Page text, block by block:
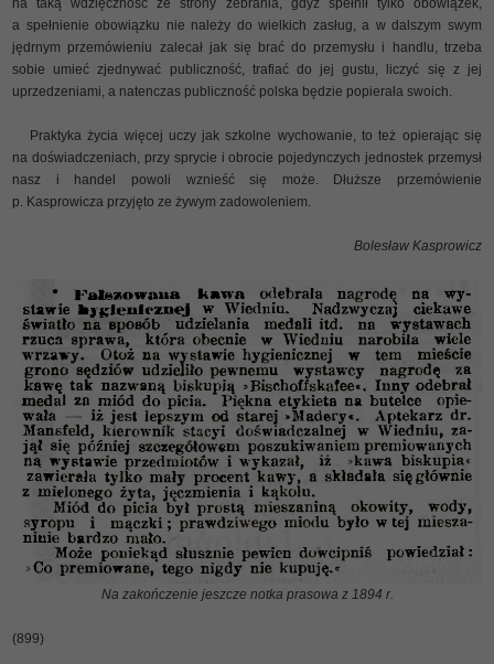
a spełnienie obowiązku nie należy do wielkich zasług, a w dalszym swym
jędrnym przemówieniu zalecał jak się brać do przemysłu i handlu, trzeba
sobie umieć zjednywać publiczność, trafiać do jej gustu, liczyć się z jej
uprzedzeniami, a natenczas publiczność polska będzie popierała swoich.
Praktyka życia więcej uczy jak szkolne wychowanie, to też opierając się
na doświadczeniach, przy sprycie i obrocie pojedynczych jednostek przemysł
nasz i handel powoli wznieść się może. Dłuższe przemówienie
p. Kasprowicza przyjęto ze żywym zadowoleniem.
Bolesław Kasprowicz
Na zakończenie jeszcze notka prasowa z 1894 r.
(899)